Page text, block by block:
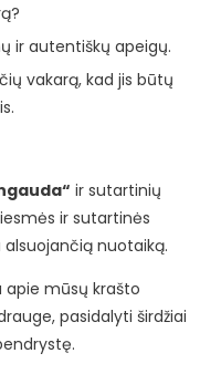
ir autentiškų apeigų.
vakarą, kad jis būtų
ir sutartinių
ir sutartinės
nuotaiką.
apie mūsų krašto
pasidalyti širdžiai